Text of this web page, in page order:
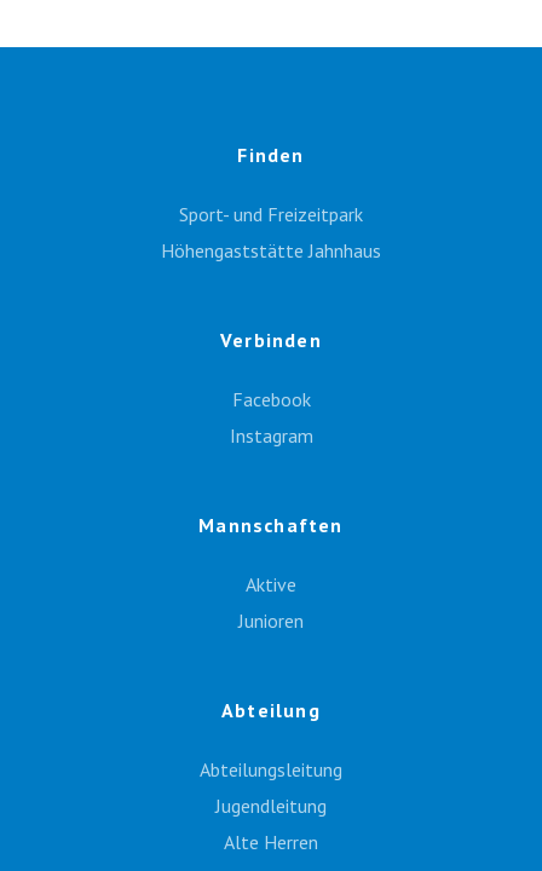
Finden
Sport- und Freizeitpark
Höhengaststätte Jahnhaus
Verbinden
Facebook
Instagram
Mannschaften
Aktive
Junioren
Abteilung
Abteilungsleitung
Jugendleitung
Alte Herren